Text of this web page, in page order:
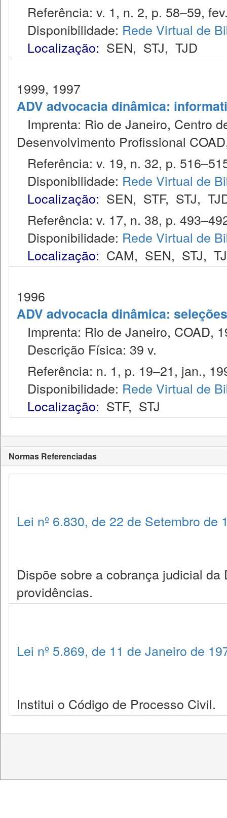
Referência: v. 1, n. 2, p. 58–59,
Disponibilidade: Rede Virtual de
Localização: SEN, STJ, TJD
1999, 1997
ADV advocacia dinâmica:
Imprenta: Rio de Janeiro, Centro
Desenvolvimento Profissional
Referência: v. 19, n. 32, p.
Disponibilidade: Rede Virtual de
Localização: SEN, STF, STJ,
Referência: v. 17, n. 38, p.
Disponibilidade: Rede Virtual de
Localização: CAM, SEN, STJ,
1996
ADV advocacia dinâmica:
Imprenta: Rio de Janeiro, COAD,
Descrição Física: 39 v.
Referência: n. 1, p. 19–21, jan.,
Disponibilidade: Rede Virtual de
Localização: STF, STJ
Normas Referenciadas
Lei nº 6.830, de 22 de Setembro de
Dispõe sobre a cobrança judicial
providências.
Lei nº 5.869, de 11 de Janeiro de
Institui o Código de Processo Civil.